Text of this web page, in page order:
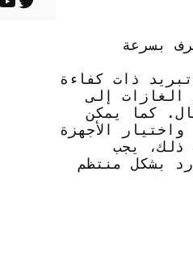
بسرعة
ذات كفاءة
الغازات إلى
كما يمكن
الأجهزة
ذلك، يجب
بشكل منتظم
ت ي